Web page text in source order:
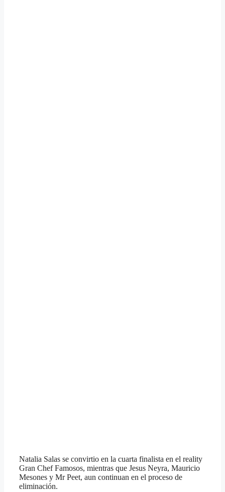
Natalia Salas se convirtio en la cuarta finalista en el reality
Gran Chef Famosos, mientras que Jesus Neyra, Mauricio
Mesones y Mr Peet, aun continuan en el proceso de
eliminación.